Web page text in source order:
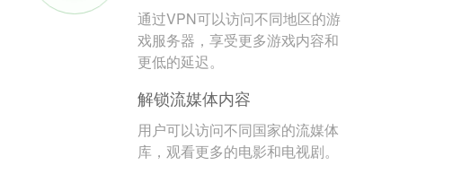
通过VPN可以访问不同地区的游
戏服务器，享受更多游戏内容和
更低的延迟。
解锁流媒体内容
用户可以访问不同国家的流媒体
库，观看更多的电影和电视剧。